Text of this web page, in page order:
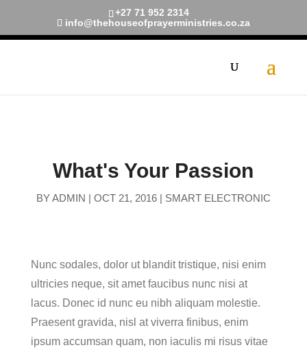
+27 71 952 2314
info@thehouseofprayerministries.co.za
What's Your Passion
BYADMIN | OCT 21, 2016| SMART ELECTRONIC
Nunc sodales, dolor ut blandit tristique, nisi enim
ultricies neque, sit amet faucibus nunc nisi at
lacus. Donec id nunc eu nibh aliquam molestie.
Praesent gravida, nisl at viverra finibus, enim
ipsum accumsan quam, non iaculis mi risus vitae